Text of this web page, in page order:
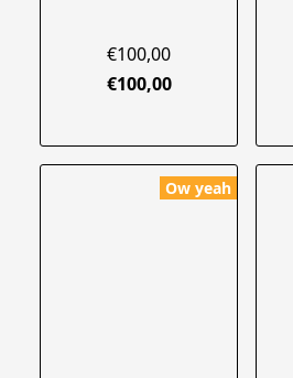
€100,00
€100,00
Ow yeah